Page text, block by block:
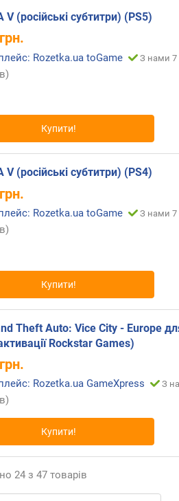
V (російські субтитри) (PS5)
грн.
Rozetka.ua toGame З нами 7
Купити!
V (російські субтитри) (PS4)
грн.
Rozetka.ua toGame З нами 7
Купити!
Theft Auto: Vice City - Europe
Rockstar Games)
грн.
Rozetka.ua GameXpress З
Купити!
24 з 47 товарів